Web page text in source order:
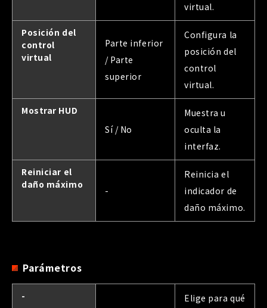
virtual.
Posición del
control
virtual
Parte inferior
/ Parte
superior
Configura la
posición del
control
virtual.
Mostrar HUD
Sí / No
Muestra u
oculta la
interfaz.
Reiniciar el
daño máximo
-
Reinicia el
indicador de
daño máximo.
Parámetros
-
Elige para qué